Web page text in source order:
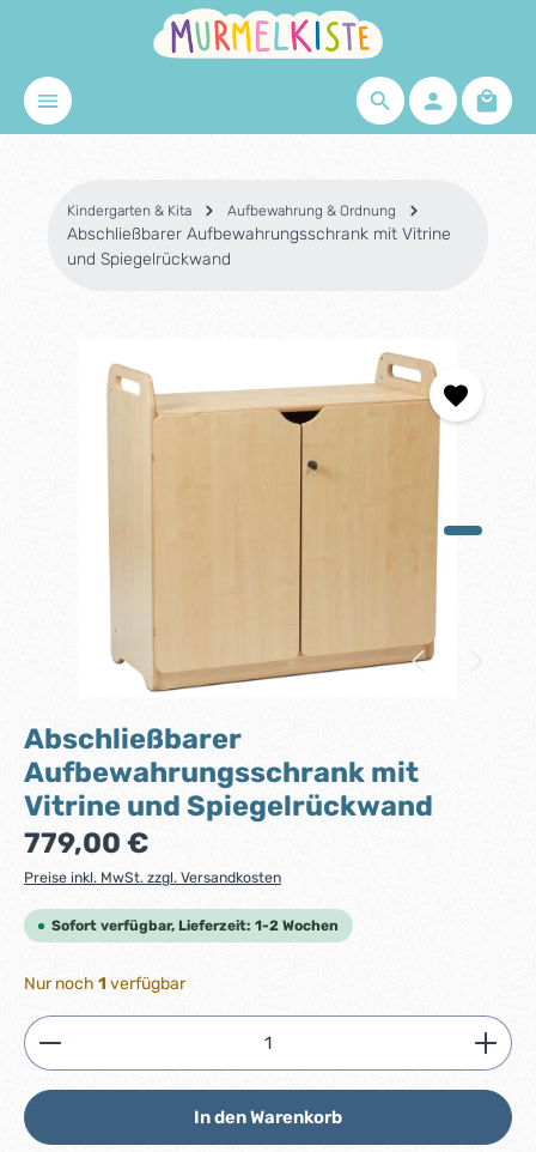
Zum Hauptinhalt springen
Kindergarten & Kita Aufbewahrung & Ordnung
Abschließbarer Aufbewahrungsschrank mit Vitrine
und Spiegelrückwand
Abschließbarer
Aufbewahrungsschrank mit
Vitrine und Spiegelrückwand
Regulärer Preis:
779,00 €
Preise inkl. MwSt. zzgl. Versandkosten
Sofort verfügbar, Lieferzeit: 1-2 Wochen
Nur noch 1 verfügbar
Produkt Anzahl: Gib den gewünschten Wert ein
In den Warenkorb